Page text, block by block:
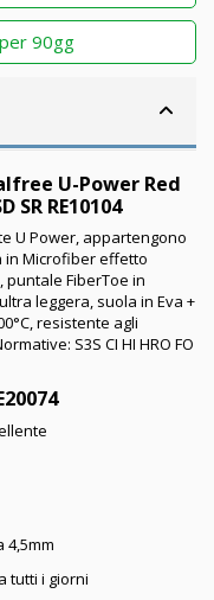
90gg
U-Power Red
SR RE10104
U Power, appartengono
in Microfiber effetto
FiberToe in
leggera, suola in Eva +
resistente agli
S3S CI HI HRO FO
4,5mm
tutti i giorni